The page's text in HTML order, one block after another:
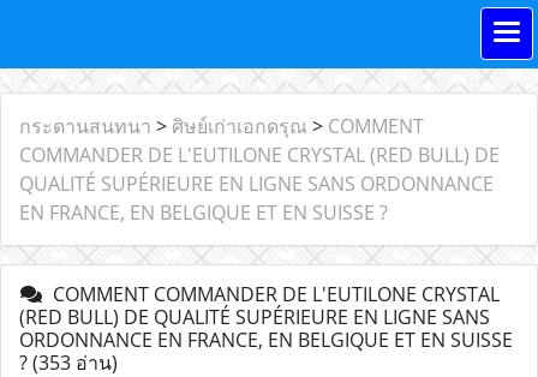
กระดานสนทนา > ศิษย์เก่าเอกดรุณ > COMMENT
COMMANDER DE L'EUTILONE CRYSTAL (RED BULL) DE
QUALITÉ SUPÉRIEURE EN LIGNE SANS ORDONNANCE
EN FRANCE, EN BELGIQUE ET EN SUISSE ?
COMMENT COMMANDER DE L'EUTILONE CRYSTAL
(RED BULL) DE QUALITÉ SUPÉRIEURE EN LIGNE SANS
ORDONNANCE EN FRANCE, EN BELGIQUE ET EN SUISSE
?(353 อ่าน)